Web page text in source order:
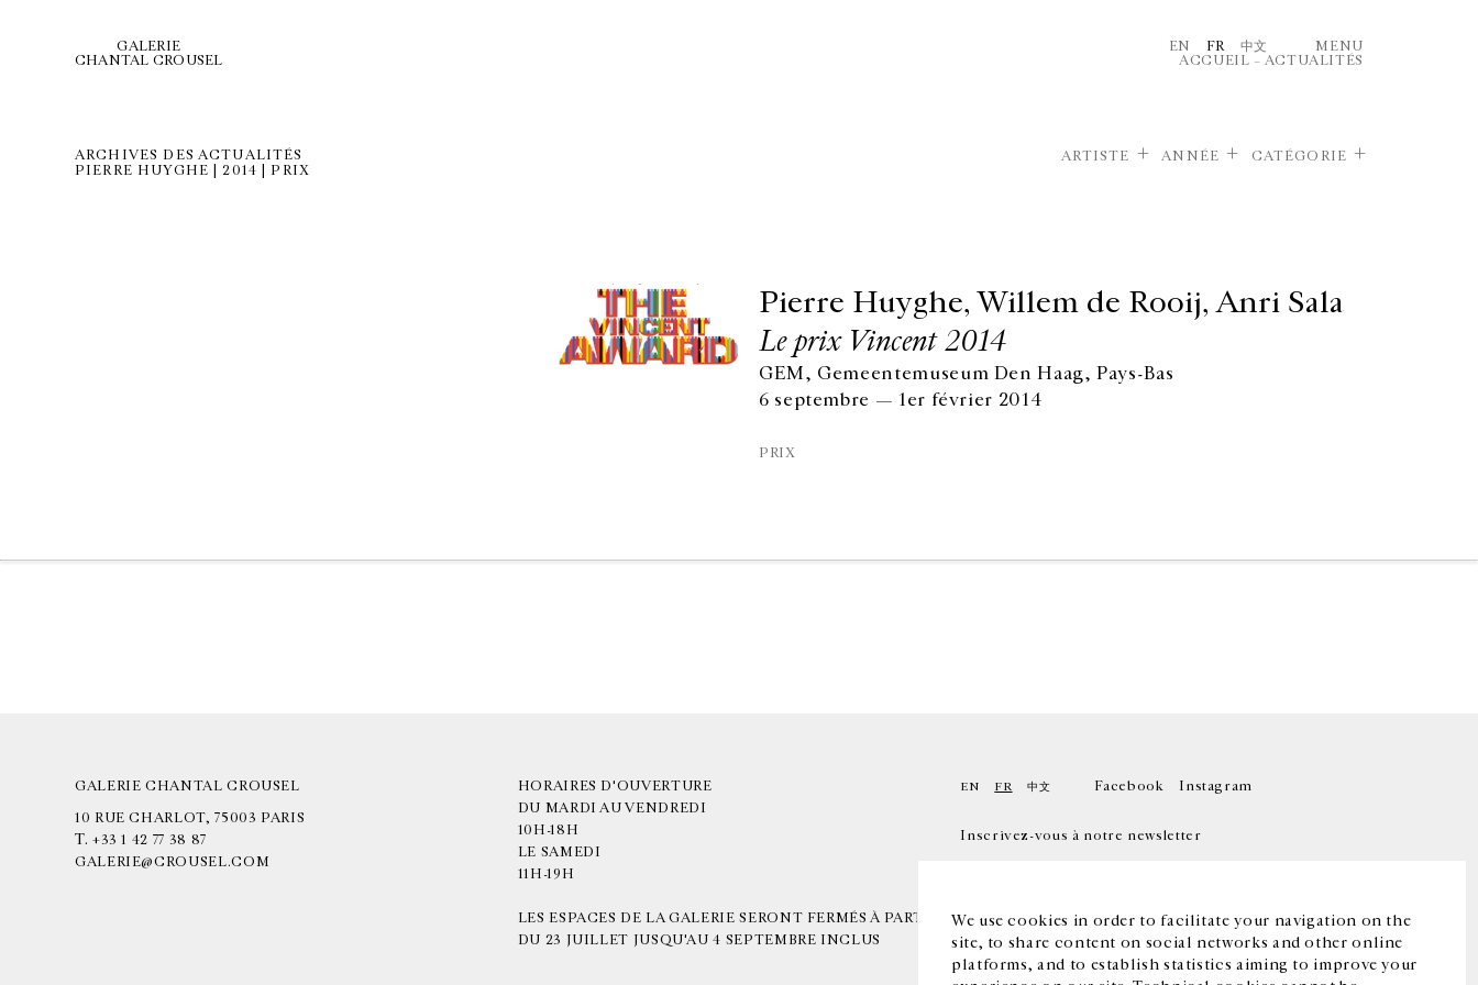
We use cookies in order to facilitate your navigation on the
site, to share content on social networks and other online
platforms, and to establish statistics aiming to improve your
GALERIE
CHANTAL CROUSEL
EN FR 中文
MENU
ACCUEIL – ACTUALITÉS
ARCHIVES DES ACTUALITÉS
PIERRE HUYGHE | 2014 | PRIX
ARTISTE ANNÉE CATÉGORIE
Pierre Huyghe, Willem de Rooij, Anri Sala
Le prix Vincent 2014
GEM, Gemeentemuseum Den Haag, Pays-Bas
6 septembre — 1er février 2014
PRIX
GALERIE CHANTAL CROUSEL
10 RUE CHARLOT, 75003 PARIS
T. +33 1 42 77 38 87
GALERIE@CROUSEL.COM
HORAIRES D'OUVERTURE
DU MARDI AU VENDREDI
10H-18H
LE SAMEDI
11H-19H
LES ESPACES DE LA GALERIE SERONT FERMÉS À PARTIR
DU 23 JUILLET JUSQU'AU 4 SEPTEMBRE INCLUS
EN FR 中文 Facebook Instagram
Inscrivez-vous à notre newsletter